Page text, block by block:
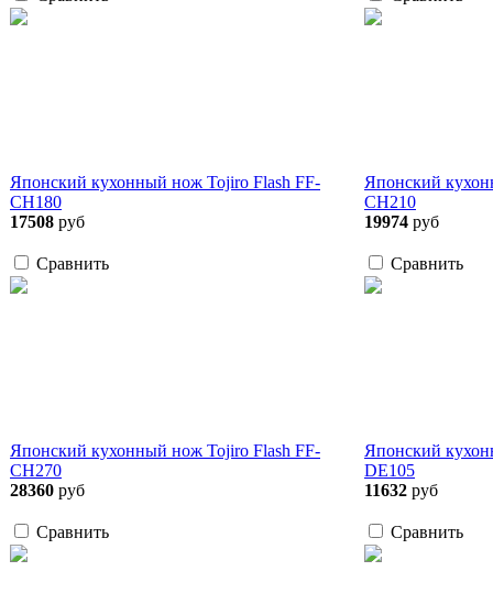
Японский кухонный нож Tojiro Flash FF-
CH180
17508 руб
Сравнить
Японский
CH210
19974 руб
Сравнить
Японский кухонный нож Tojiro Flash FF-
CH270
28360 руб
Сравнить
Японский
DE105
11632 руб
Сравнить